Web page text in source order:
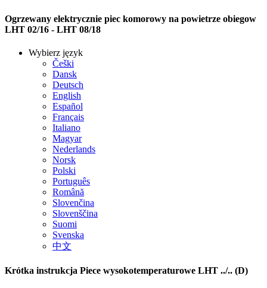
Ogrzewany elektrycznie piec komorowy na powietrze obiegow
LHT 02/16 - LHT 08/18
Wybierz język
Češki
Dansk
Deutsch
English
Español
Français
Italiano
Magyar
Nederlands
Norsk
Polski
Português
Română
Slovenčina
Slovenščina
Suomi
Svenska
中文
Krótka instrukcja Piece wysokotemperaturowe LHT ../.. (D)